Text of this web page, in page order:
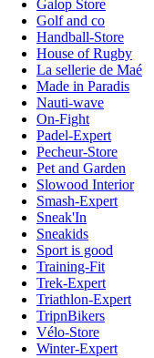
Galop Store
Golf and co
Handball-Store
House of Rugby
La sellerie de Maé
Made in Paradis
Nauti-wave
On-Fight
Padel-Expert
Pecheur-Store
Pet and Garden
Slowood Interior
Smash-Expert
Sneak'In
Sneakids
Sport is good
Training-Fit
Trek-Expert
Triathlon-Expert
TripnBikers
Vélo-Store
Winter-Expert